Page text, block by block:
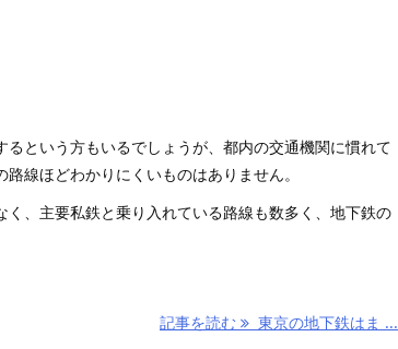
るという方もいるでしょうが、都内の交通機関に慣れて
線ほどわかりにくいものはありません。
く、主要私鉄と乗り入れている路線も数多く、地下鉄の
記事を読む 東京の地下鉄はま ...